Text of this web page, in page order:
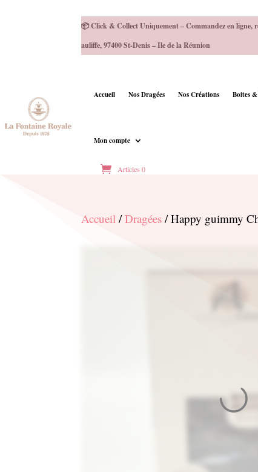
📦 Click & Collect Uniquement – Commandez en ligne,
auliffe, 97400 St-Denis – Ile de la Réunion
Accueil Nos Dragées Nos Créations Boites
Mon compte
Articles 0
Accueil /Dragées / Happy guimmy